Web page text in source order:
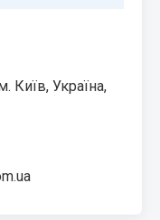
Київ, Україна,